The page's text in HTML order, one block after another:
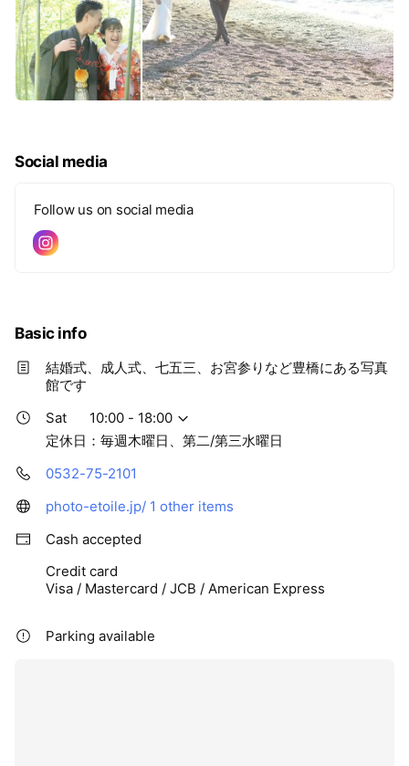
Social media
Follow us on social media
Basic info
結婚式、成人式、七五三、お宮参りなど豊橋にある写真
館です
Sat
10:00 - 18:00
定休日：毎週木曜日、第二/第三水曜日
0532-75-2101
photo-etoile.jp/ 1 other items
Cash accepted
Credit card
Visa / Mastercard / JCB / American Express
Parking available